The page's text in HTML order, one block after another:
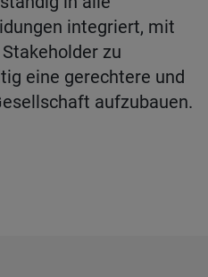
integriert, mit
zu
eine gerechtere und
aufzubauen.